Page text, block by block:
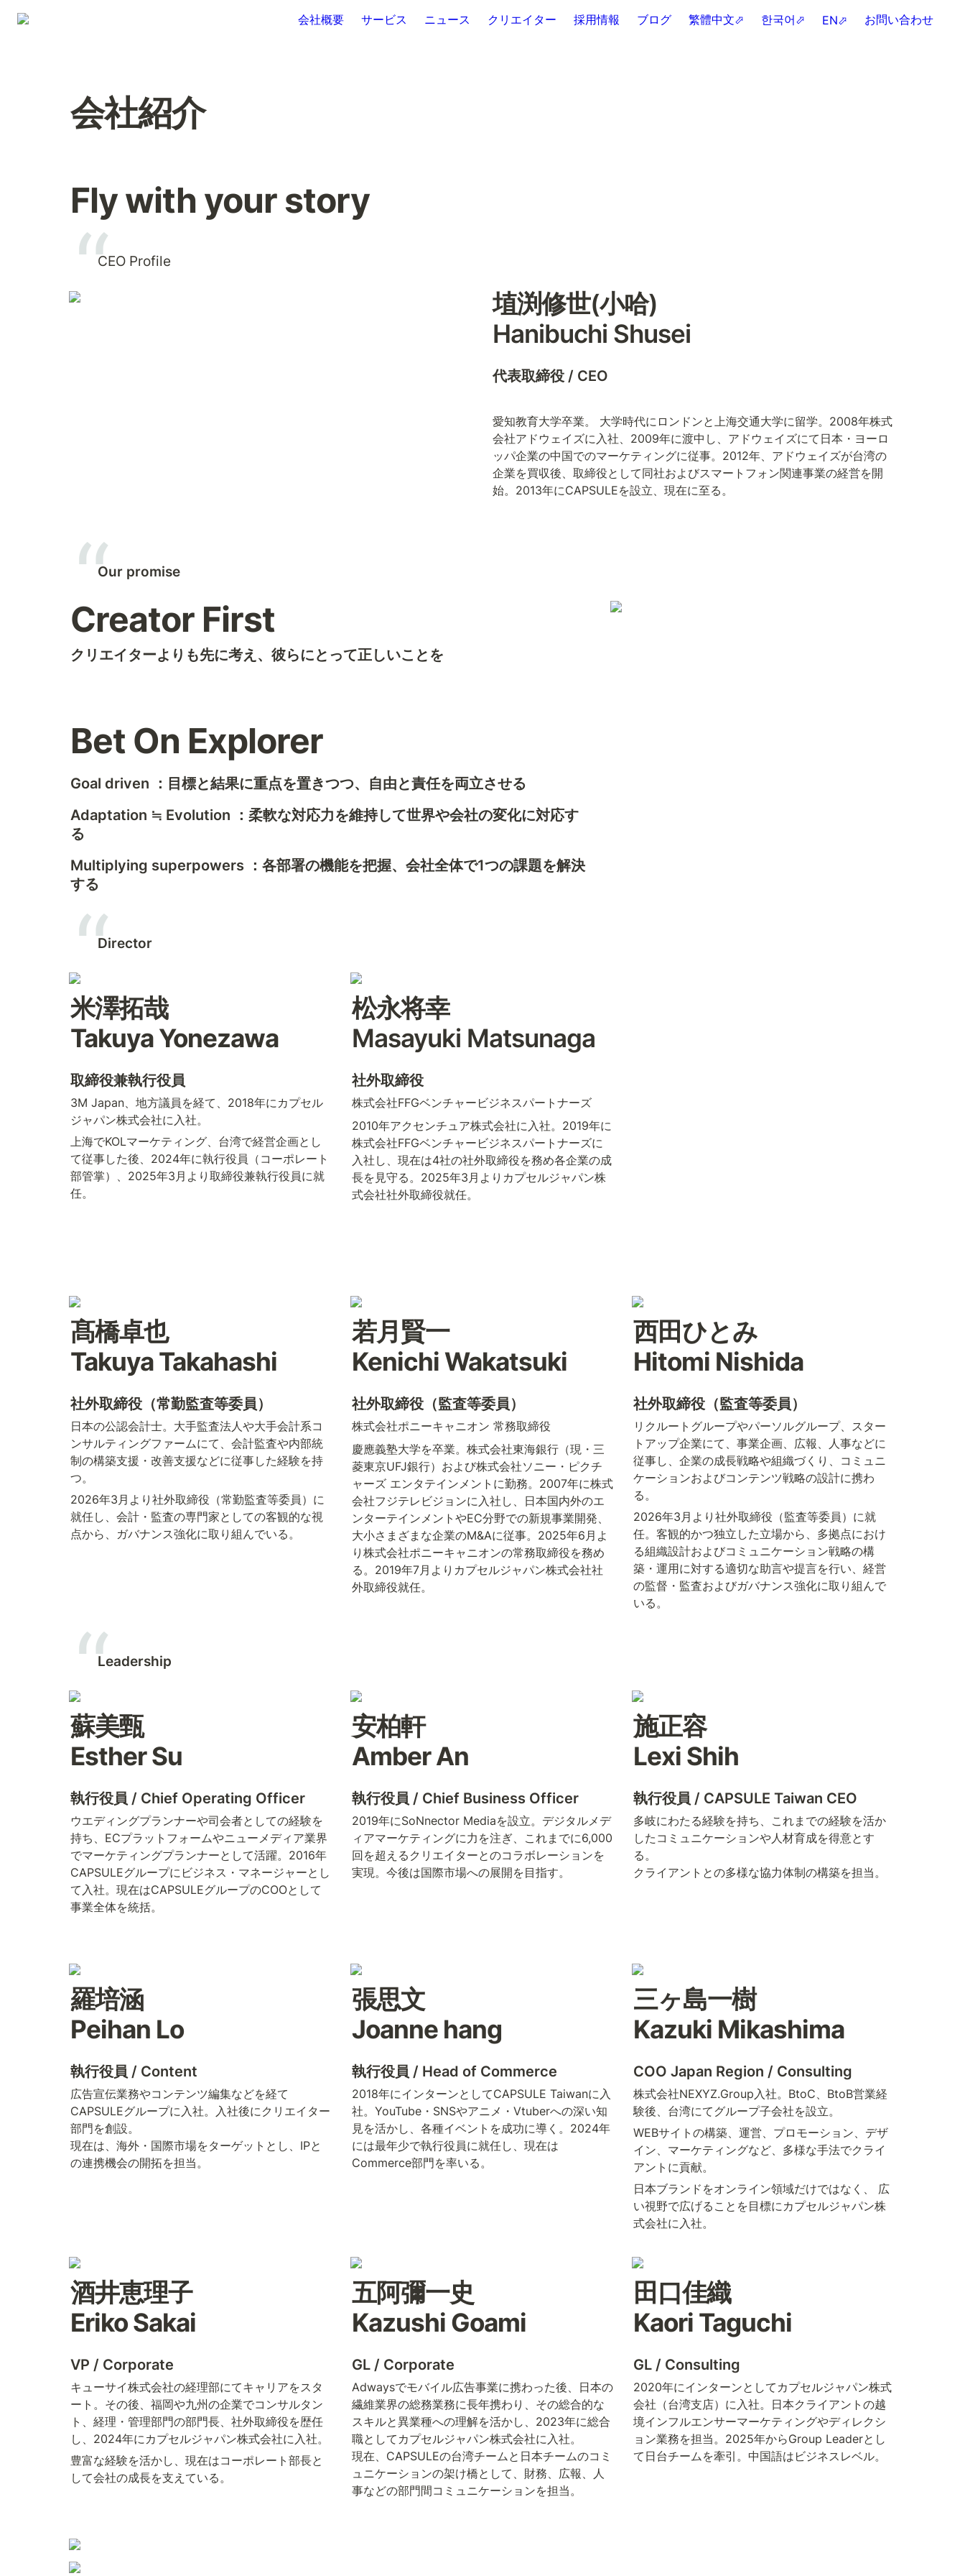
会社概要 サービス ニュース クリエイター 採用情報 ブログ 繁體中文⬀ 한국어⬀ EN⬀ お問い合わせ
会社紹介
Fly with your story
CEO Profile
埴渕修世(小哈)
Hanibuchi Shusei
代表取締役 / CEO
愛知教育大学卒業。 大学時代にロンドンと上海交通大学に留学。2008年株式
会社アドウェイズに入社、2009年に渡中し、アドウェイズにて日本・ヨーロ
ッパ企業の中国でのマーケティングに従事。2012年、アドウェイズが台湾の
企業を買収後、取締役として同社およびスマートフォン関連事業の経営を開
始。2013年にCAPSULEを設立、現在に至る。
Our promise
Creator First
クリエイターよりも先に考え、彼らにとって正しいことを
Bet On Explorer
Goal driven ：目標と結果に重点を置きつつ、自由と責任を両立させる
Adaptation ≒ Evolution ：柔軟な対応力を維持して世界や会社の変化に対応す
る
Multiplying superpowers ：各部署の機能を把握、会社全体で1つの課題を解決
する
Director
米澤拓哉
Takuya Yonezawa
取締役兼執行役員
3M Japan、地方議員を経て、2018年にカプセル
ジャパン株式会社に入社。
上海でKOLマーケティング、台湾で経営企画とし
て従事した後、2024年に執行役員（コーポレート
部管掌）、2025年3月より取締役兼執行役員に就
任。
Masayuki Matsunaga
社外取締役
株式会社FFGベンチャービジネスパートナーズ
2010年アクセンチュア株式会社に入社。2019年に
株式会社FFGベンチャービジネスパートナーズに
入社し、現在は4社の社外取締役を務め各企業の成
長を見守る。2025年3月よりカプセルジャパン株
式会社社外取締役就任。
髙橋卓也
Takuya Takahashi
社外取締役（常勤監査等委員）
日本の公認会計士。大手監査法人や大手会計系コ
ンサルティングファームにて、会計監査や内部統
制の構築支援・改善支援などに従事した経験を持
つ。
2026年3月より社外取締役（常勤監査等委員）に
就任し、会計・監査の専門家としての客観的な視
点から、ガバナンス強化に取り組んでいる。
若月賢一
Kenichi Wakatsuki
社外取締役（監査等委員）
株式会社ポニーキャニオン 常務取締役
慶應義塾大学を卒業。株式会社東海銀行（現・三
菱東京UFJ銀行）および株式会社ソニー・ピクチ
ャーズ エンタテインメントに勤務。2007年に株式
会社フジテレビジョンに入社し、日本国内外のエ
ンターテインメントやEC分野での新規事業開発、
大小さまざまな企業のM&Aに従事。2025年6月よ
り株式会社ポニーキャニオンの常務取締役を務め
る。2019年7月よりカプセルジャパン株式会社社
外取締役就任。
西田ひとみ
Hitomi Nishida
社外取締役（監査等委員）
リクルートグループやパーソルグループ、スター
トアップ企業にて、事業企画、広報、人事などに
従事し、企業の成長戦略や組織づくり、コミュニ
ケーションおよびコンテンツ戦略の設計に携わ
る。
2026年3月より社外取締役（監査等委員）に就
任。客観的かつ独立した立場から、多拠点におけ
る組織設計およびコミュニケーション戦略の構
築・運用に対する適切な助言や提言を行い、経営
の監督・監査およびガバナンス強化に取り組んで
いる。
Leadership
蘇美甄
Esther Su
執行役員 / Chief Operating Officer
ウエディングプランナーや司会者としての経験を
持ち、ECプラットフォームやニューメディア業界
でマーケティングプランナーとして活躍。2016年
CAPSULEグループにビジネス・マネージャーとし
て入社。現在はCAPSULEグループのCOOとして
事業全体を統括。
安柏軒
Amber An
執行役員 / Chief Business Officer
2019年にSoNnector Mediaを設立。デジタルメデ
ィアマーケティングに力を注ぎ、これまでに6,000
回を超えるクリエイターとのコラボレーションを
実現。今後は国際市場への展開を目指す。
施正容
Lexi Shih
執行役員 / CAPSULE Taiwan CEO
多岐にわたる経験を持ち、これまでの経験を活か
したコミュニケーションや人材育成を得意とす
る。
クライアントとの多様な協力体制の構築を担当。
羅培涵
Peihan Lo
執行役員 / Content
広告宣伝業務やコンテンツ編集などを経て
CAPSULEグループに入社。入社後にクリエイター
部門を創設。
現在は、海外・国際市場をターゲットとし、IPと
の連携機会の開拓を担当。
張思文
Joanne hang
執行役員 / Head of Commerce
2018年にインターンとしてCAPSULE Taiwanに入
社。YouTube・SNSやアニメ・Vtuberへの深い知
見を活かし、各種イベントを成功に導く。2024年
には最年少で執行役員に就任し、現在は
Commerce部門を率いる。
三ヶ島一樹
Kazuki Mikashima
COO Japan Region / Consulting
株式会社NEXYZ.Group入社。BtoC、BtoB営業経
験後、台湾にてグループ子会社を設立。
WEBサイトの構築、運営、プロモーション、デザ
イン、マーケティングなど、多様な手法でクライ
アントに貢献。
日本ブランドをオンライン領域だけではなく、 広
い視野で広げることを目標にカプセルジャパン株
式会社に入社。
酒井恵理子
Eriko Sakai
VP / Corporate
キューサイ株式会社の経理部にてキャリアをスタ
ート。その後、福岡や九州の企業でコンサルタン
ト、経理・管理部門の部門長、社外取締役を歴任
し、2024年にカプセルジャパン株式会社に入社。
豊富な経験を活かし、現在はコーポレート部長と
して会社の成長を支えている。
五阿彌一史
Kazushi Goami
GL / Corporate
Adwaysでモバイル広告事業に携わった後、日本の
繊維業界の総務業務に長年携わり、その総合的な
スキルと異業種への理解を活かし、2023年に総合
職としてカプセルジャパン株式会社に入社。
現在、CAPSULEの台湾チームと日本チームのコミ
ュニケーションの架け橋として、財務、広報、人
事などの部門間コミュニケーションを担当。
田口佳織
Kaori Taguchi
GL / Consulting
2020年にインターンとしてカプセルジャパン株式
会社（台湾支店）に入社。日本クライアントの越
境インフルエンサーマーケティングやディレクシ
ョン業務を担当。2025年からGroup Leaderとし
て日台チームを牽引。中国語はビジネスレベル。